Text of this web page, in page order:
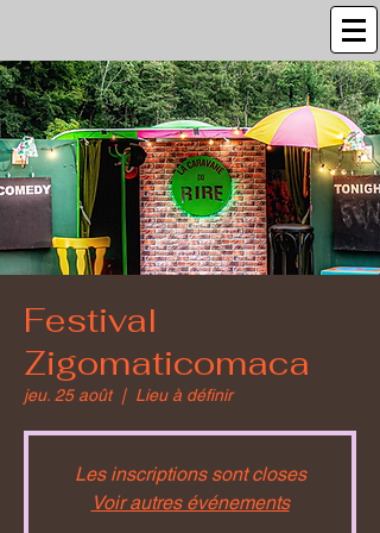
Festival
Zigomaticomaca
jeu. 25 août
  |
Lieu à définir
Les inscriptions sont closes
Voir autres événements